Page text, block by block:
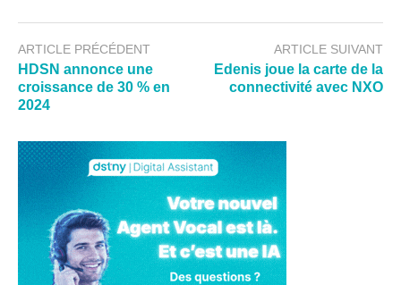
ARTICLE PRÉCÉDENT
HDSN annonce une
croissance de 30 % en
2024
ARTICLE SUIVANT
Edenis joue la carte de la
connectivité avec NXO